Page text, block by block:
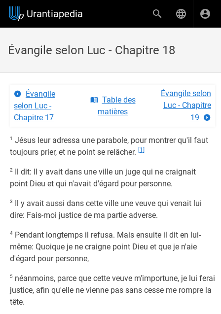
Urantiapedia
Évangile selon Luc - Chapitre 18
Évangile
selon Luc -
Chapitre 17
Table des
matières
Évangile selon
Luc - Chapitre
19
1 Jésus leur adressa une parabole, pour montrer qu'il faut
toujours prier, et ne point se relâcher.
[1]
2 Il dit: Il y avait dans une ville un juge qui ne craignait
point Dieu et qui n'avait d'égard pour personne.
3 Il y avait aussi dans cette ville une veuve qui venait lui
dire: Fais-moi justice de ma partie adverse.
4 Pendant longtemps il refusa. Mais ensuite il dit en lui-
même: Quoique je ne craigne point Dieu et que je n'aie
d'égard pour personne,
5 néanmoins, parce que cette veuve m'importune, je lui ferai
justice, afin qu'elle ne vienne pas sans cesse me rompre la
tête.